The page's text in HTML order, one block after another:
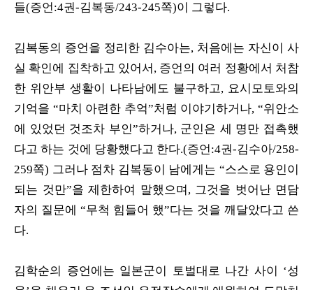
들(증언:4권-김복동/243-245쪽)이 그렇다.
김복동의 증언을 정리한 김수아는, 처음에는 자신이 사
실 확인에 집착하고 있어서, 증언의 여러 정황에서 처참
한 위안부 생활이 나타남에도 불구하고, 요시모토와의
기억을 “마치 아련한 추억”처럼 이야기하거나, “위안소
에 있었던 것조차 부인”하거나, 군인은 세 명만 접촉했
다고 하는 것에 당황했다고 한다.(증언:4권-김수아/258-
259쪽) 그러나 점차 김복동이 남에게는 “스스로 용인이
되는 것만”을 제한하여 말했으며, 그것을 벗어난 면담
자의 질문에 “무척 힘들어 했”다는 것을 깨달았다고 쓴
다.
김학순의 증언에는 일본군이 토벌대로 나간 사이 ‘성